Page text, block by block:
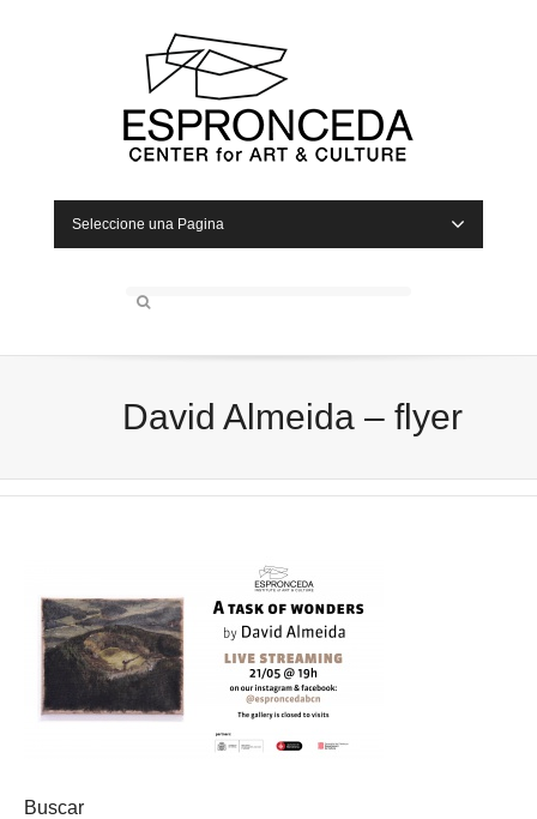
Seleccione una Pagina
David Almeida – flyer
Buscar